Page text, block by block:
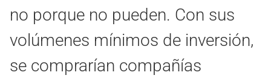
no porque no pueden. Con sus
volúmenes mínimos de inversión,
se comprarían compañías